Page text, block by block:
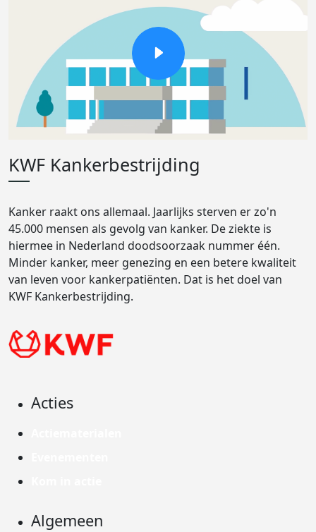
KWF Kankerbestrijding
Kanker raakt ons allemaal. Jaarlijks sterven er zo'n
45.000 mensen als gevolg van kanker. De ziekte is
hiermee in Nederland doodsoorzaak nummer één.
Minder kanker, meer genezing en een betere kwaliteit
van leven voor kankerpatiënten. Dat is het doel van
KWF Kankerbestrijding.
Acties
Algemeen